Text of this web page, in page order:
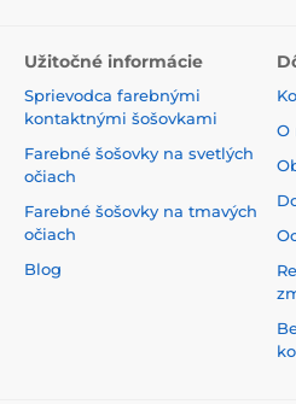
Užitočné informácie
Sprievodca farebnými
kontaktnými šošovkami
Farebné šošovky na svetlých
očiach
Farebné šošovky na tmavých
očiach
Blog
O